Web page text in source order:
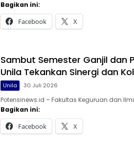
Bagikan ini:
Facebook X
Sambut Semester Ganjil dan
Unila Tekankan Sinergi dan
Unila 30 Juli 2026
Potensinews.id – Fakultas Keguruan dan
Bagikan ini:
Facebook X